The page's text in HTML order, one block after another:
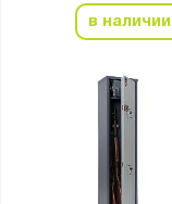
в наличии
Ширина, мм: